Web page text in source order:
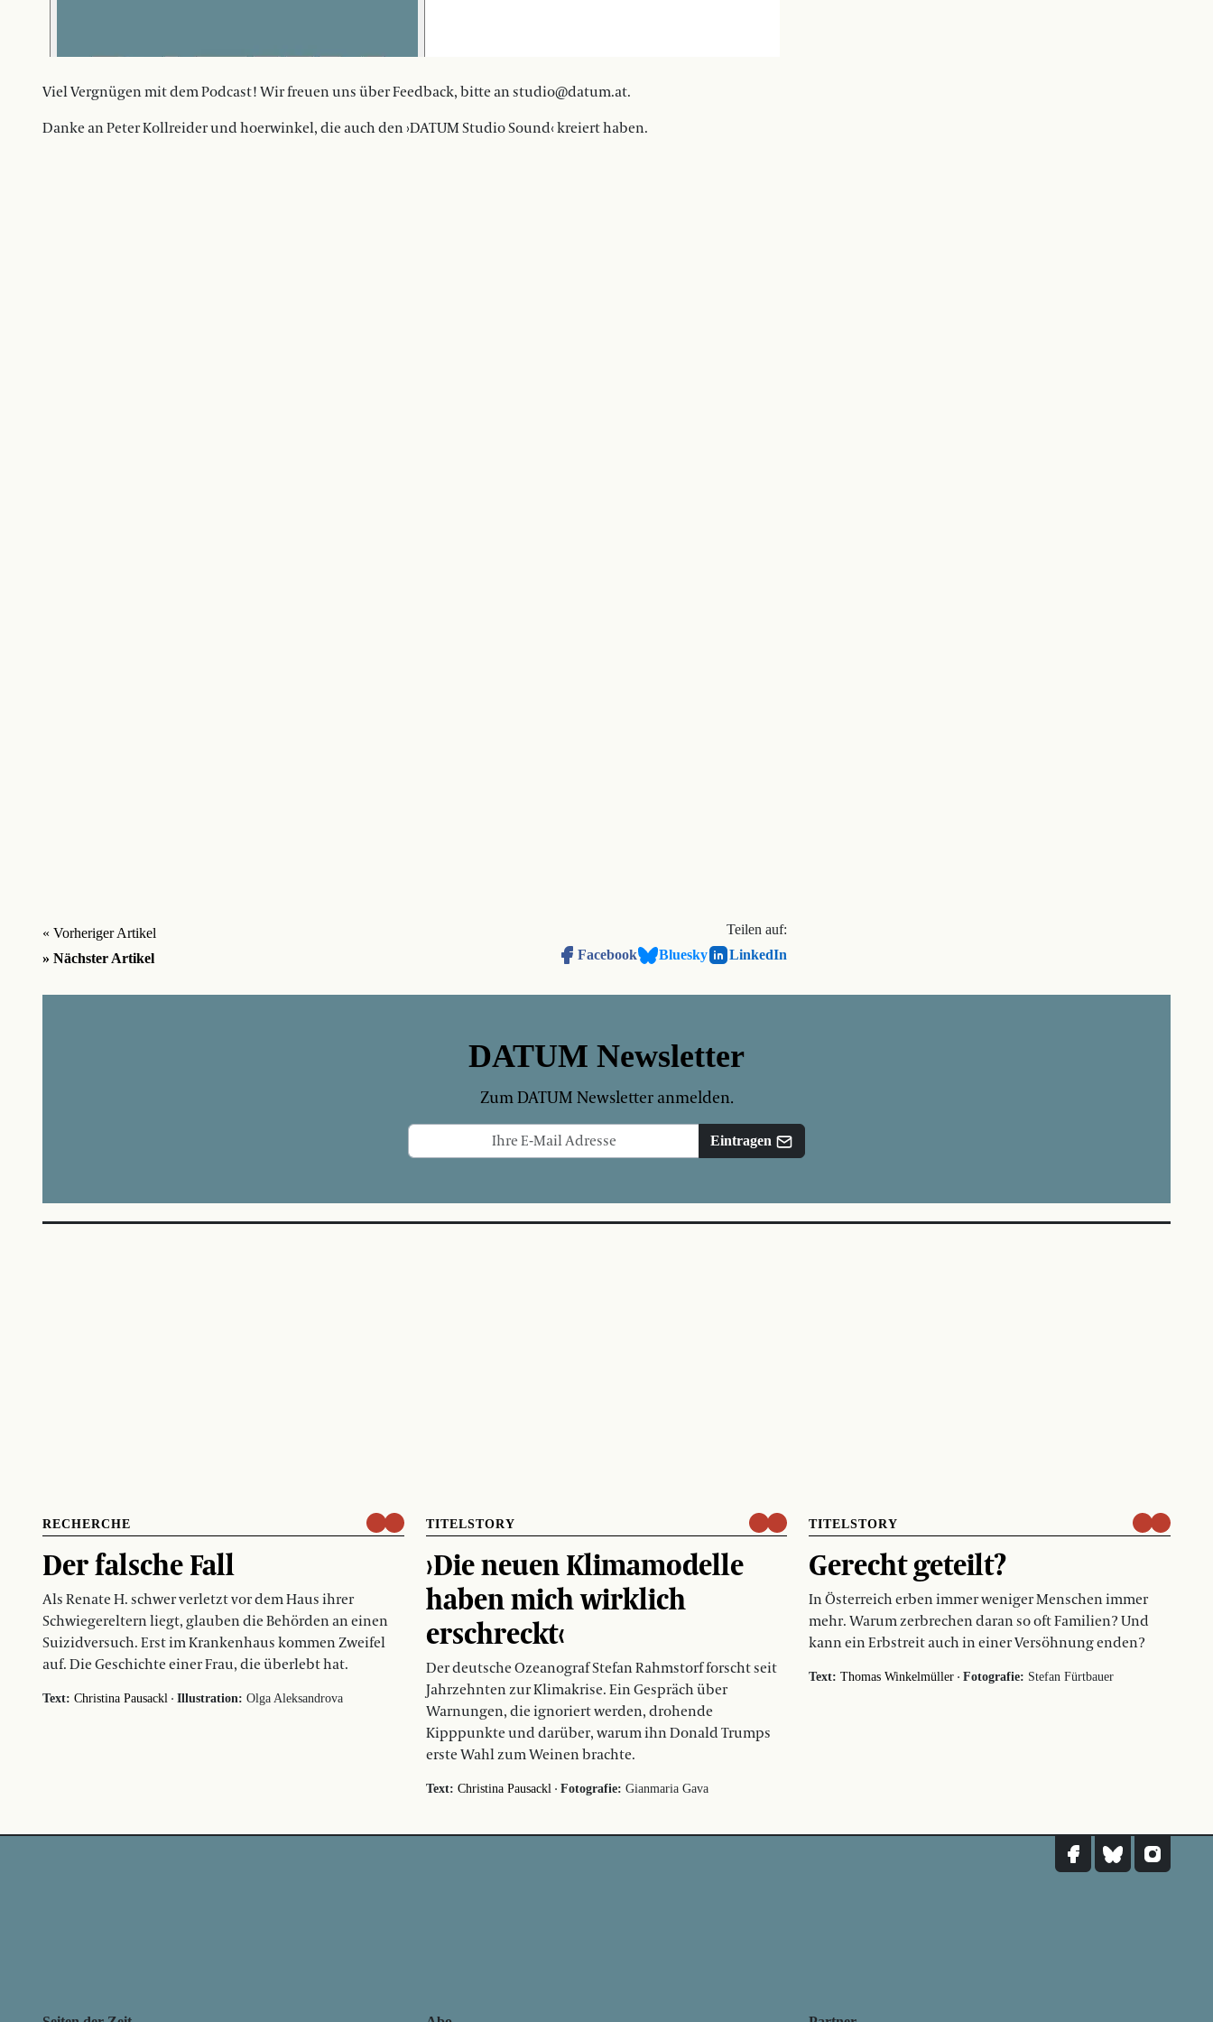
Viel Vergnügen mit dem Podcast! Wir freuen uns über Feedback, bitte an studio@datum.at.
Danke an Peter Kollreider und hoerwinkel, die auch den ›DATUM Studio Sound‹ kreiert haben.
« Vorheriger Artikel
» Nächster Artikel
Teilen auf:
Facebook
Bluesky LinkedIn
DATUM Newsletter
Zum DATUM Newsletter anmelden.
Eintragen
RECHERCHE
Der falsche Fall
Als Renate H. schwer verletzt vor dem Haus ihrer
Schwiegereltern liegt, glauben die Behörden an einen
Suizidversuch. Erst im Krankenhaus kommen Zweifel
auf. Die Geschichte einer Frau, die überlebt hat.
Text: Christina Pausackl · Illustration: Olga Aleksandrova
TITELSTORY
›Die neuen Klimamodelle
haben mich wirklich
erschreckt‹
Der deutsche Ozeanograf Stefan Rahmstorf forscht seit
Jahrzehnten zur Klimakrise. Ein Gespräch über
Warnungen, die ignoriert werden, drohende
Kipppunkte und darüber, warum ihn Donald Trumps
erste Wahl zum Weinen brachte.
Text: Christina Pausackl· Fotografie: Gianmaria Gava
TITELSTORY
Gerecht geteilt?
In Österreich erben immer weniger Menschen immer
mehr. Warum zerbrechen daran so oft Familien? Und
kann ein Erbstreit auch in einer Versöhnung enden?
Text: Thomas Winkelmüller ·Fotografie: Stefan Fürtbauer